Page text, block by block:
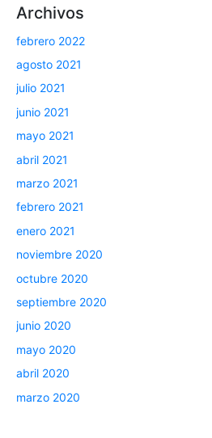
Archivos
febrero 2022
agosto 2021
julio 2021
junio 2021
mayo 2021
abril 2021
marzo 2021
febrero 2021
enero 2021
noviembre 2020
octubre 2020
septiembre 2020
junio 2020
mayo 2020
abril 2020
marzo 2020